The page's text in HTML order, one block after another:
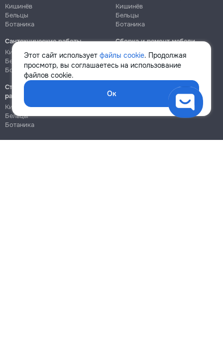
Этот сайт использует файлы cookie. Продолжая
просмотр, вы соглашаетесь на использование
файлов cookie.
Ок
Кишинёв
Бельцы
Ботаника
Кишинёв
Бельцы
Ботаника
Сантехнические работы
Кишинёв
Бельцы
Ботаника
Сборка и ремонт мебели
Кишинёв
Ботаника
Строительно-монтажные
работы
Кишинёв
Бельцы
Ботаника